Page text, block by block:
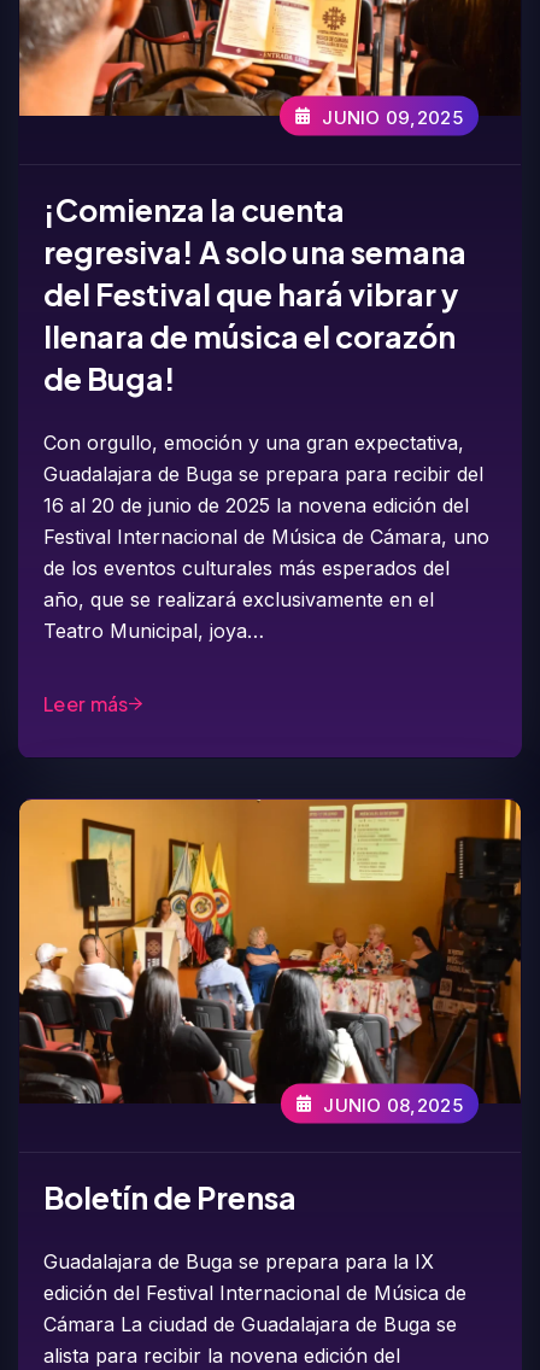
JUNIO 09,2025
¡Comienza la cuenta
regresiva! A solo una semana
del Festival que hará vibrar y
llenara de música el corazón
de Buga!
Con orgullo, emoción y una gran expectativa,
Guadalajara de Buga se prepara para recibir del
16 al 20 de junio de 2025 la novena edición del
Festival Internacional de Música de Cámara, uno
de los eventos culturales más esperados del
año, que se realizará exclusivamente en el
Teatro Municipal, joya…
Leer más
JUNIO 08,2025
Boletín de Prensa
Guadalajara de Buga se prepara para la IX
edición del Festival Internacional de Música de
Cámara La ciudad de Guadalajara de Buga se
alista para recibir la novena edición del